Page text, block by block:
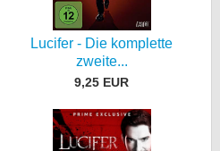
Lucifer - Die komplette
zweite...
9,25 EUR